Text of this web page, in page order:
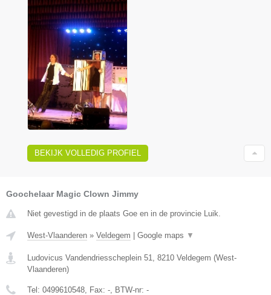
BEKIJK VOLLEDIG PROFIEL
Goochelaar Magic Clown Jimmy
Niet gevestigd in de plaats Goe en in de provincie Luik.
West-Vlaanderen » Veldegem | Google maps ▼
Ludovicus Vandendriesscheplein 51 8210 Veldegem (West-
Vlaanderen)
Tel: 0499610548 , Fax: - , BTW-nr: -